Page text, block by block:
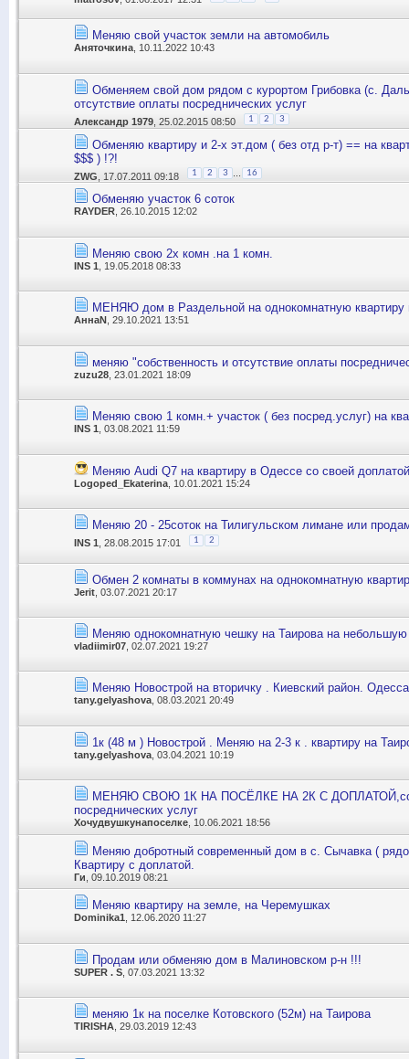
Меняю свой участок земли на автомобиль
Аняточкина , 10.11.2022 10:43
Обменяем свой дом рядом с курортом Грибовка (с.
отсутствие оплаты посреднических услуг
Александр 1979 , 25.02.2015 08:50 1 2 3
Обменяю квартиру и 2-х эт.дом ( без отд р-т) == на
$$$ ) !?!
ZWG , 17.07.2011 09:18 1 2 3 16
Обменяю участок 6 соток
RAYDER , 26.10.2015 12:02
Меняю свою 2х комн .на 1 комн.
INS 1 , 19.05.2018 08:33
МЕНЯЮ дом в Раздельной на однокомнатную квартиру
АннаN , 29.10.2021 13:51
меняю "собственность и отсутствие оплаты
zuzu28 , 23.01.2021 18:09
Меняю свою 1 комн.+ участок ( без посред.услуг) на
INS 1 , 03.08.2021 11:59
Меняю Audi Q7 на квартиру в Одессе со своей
Logoped_Ekaterina , 10.01.2021 15:24
Меняю 20 - 25соток на Тилигульском лимане или
INS 1 , 28.08.2015 17:01 1 2
Обмен 2 комнаты в коммунах на однокомнатную
Jerit , 03.07.2021 20:17
Меняю однокомнатную чешку на Таирова на
vladiimir07 , 02.07.2021 19:27
Меняю Новострой на вторичку . Киевский район. Одесса
tany.gelyashova, 08.03.2021 20:49
1к (48 м ) Новострой . Меняю на 2-3 к . квартиру на
tany.gelyashova , 03.04.2021 10:19
МЕНЯЮ СВОЮ 1К НА ПОСЁЛКЕ НА 2К С
посреднических услуг
Хочудвушкунапоселке, 10.06.2021 18:56
Меняю добротный современный дом в с. Сычавка (
Квартиру с доплатой.
Ги , 09.10.2019 08:21
Меняю квартиру на земле, на Черемушках
Dominika1 , 12.06.2020 11:27
Продам или обменяю дом в Малиновском р-н !!!
SUPER . S , 07.03.2021 13:32
меняю 1к на поселке Котовского (52м) на Таирова
TIRISHA , 29.03.2019 12:43